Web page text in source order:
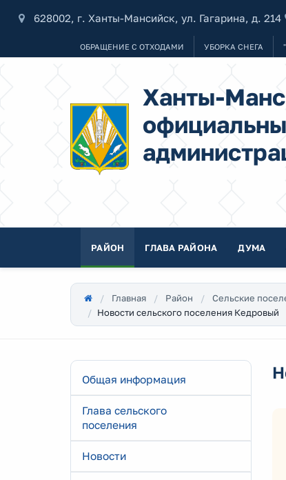
628002, г. Ханты-Мансийск, ул. Гагарина, д. 214
ОБРАЩЕНИЕ С ОТХОДАМИ УБОРКА СНЕГА
Ханты-
РАЙОН ГЛАВА РАЙОНА ДУМА
Главная Район Сельские
Новости сельского поселения Кедровый
Общая информация
Глава сельского
поселения
Новости